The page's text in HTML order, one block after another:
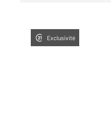
Exclusivité